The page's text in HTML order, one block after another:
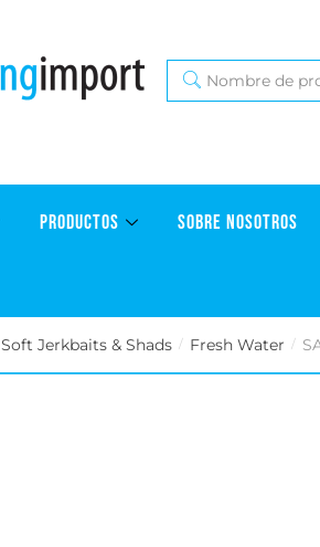
PRODUCTOS SOBRE NOSOTROS
Soft Jerkbaits & Shads / Fresh Water /